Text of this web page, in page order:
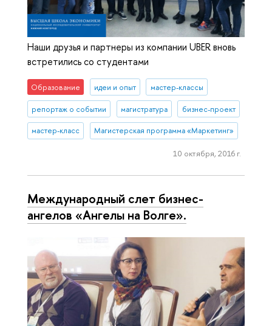
Наши друзья и партнеры из компании UBER вновь
встретились со студентами
Образование идеи и опыт мастер-классы
репортаж о событии магистратура бизнес-проект
мастер-класс Магистерская программа «Маркетинг»
10 октября, 2016 г.
Международный слет бизнес-
ангелов «Ангелы на Волге».